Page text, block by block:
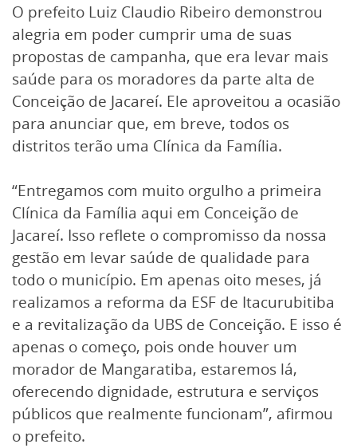
O prefeito Luiz Claudio Ribeiro demonstrou
alegria em poder cumprir uma de suas
propostas de campanha, que era levar mais
saúde para os moradores da parte alta de
Conceição de Jacareí. Ele aproveitou a ocasião
para anunciar que, em breve, todos os
distritos terão uma Clínica da Família.
“Entregamos com muito orgulho a primeira
Clínica da Família aqui em Conceição de
Jacareí. Isso reflete o compromisso da nossa
gestão em levar saúde de qualidade para
todo o município. Em apenas oito meses, já
realizamos a reforma da ESF de Itacurubitiba
e a revitalização da UBS de Conceição. E isso é
apenas o começo, pois onde houver um
morador de Mangaratiba, estaremos lá,
oferecendo dignidade, estrutura e serviços
públicos que realmente funcionam”, afirmou
o prefeito.